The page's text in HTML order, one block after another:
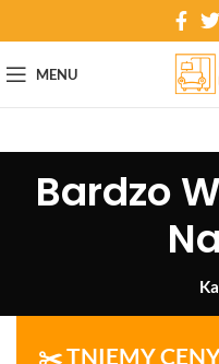
MENU
Bardzo
✂️ TNIEMY